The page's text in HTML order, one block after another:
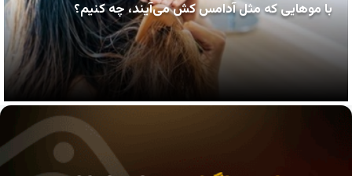
با موهایی که مثل آدامس کش می‌آیند، چه کنیم؟